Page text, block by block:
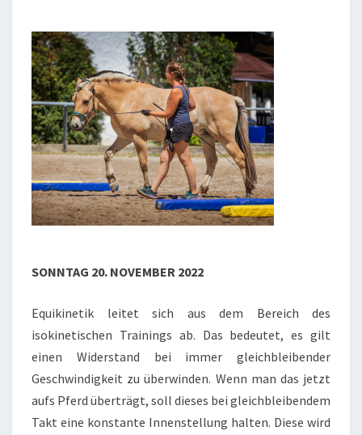
SONNTAG 20. NOVEMBER 2022
Equikinetik leitet sich aus dem Bereich des
isokinetischen Trainings ab. Das bedeutet, es gilt
einen Widerstand bei immer gleichbleibender
Geschwindigkeit zu überwinden. Wenn man das jetzt
aufs Pferd überträgt, soll dieses bei gleichbleibendem
Takt eine konstante Innenstellung halten. Diese wird